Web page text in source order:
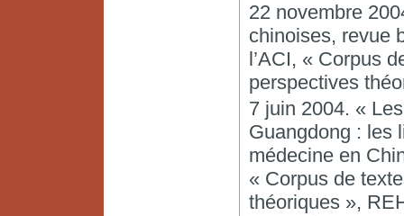
22 novembre
chinoises, revue
l’ACI, « Corpus
perspectives
7 juin 2004. «
Guangdong : les
médecine en
« Corpus de
théoriques »,